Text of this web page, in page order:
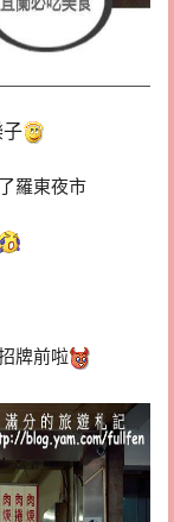
子
羅東夜市
牌前啦